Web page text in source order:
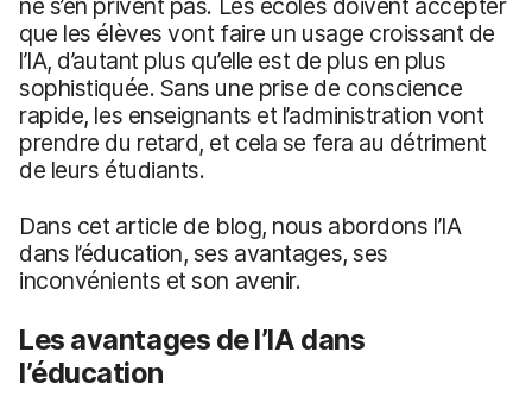
que les élèves vont faire un usage croissant de
l’IA, d’autant plus qu’elle est de plus en plus
sophistiquée. Sans une prise de conscience
rapide, les enseignants et l’administration vont
prendre du retard, et cela se fera au détriment
de leurs étudiants.
Dans cet article de blog, nous abordons l’IA
dans l’éducation, ses avantages, ses
inconvénients et son avenir.
Les avantages de l’IA dans
l’éducation